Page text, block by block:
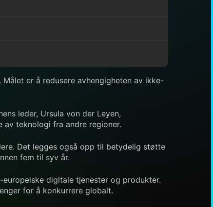
er å redusere avhengigheten av ikke-
leder, Ursula von der Leyen,
teknologi fra andre regioner.
Det legges også opp til betydelig støtte
fem til syv år.
digitale tjenester og produkter.
for å konkurrere globalt.